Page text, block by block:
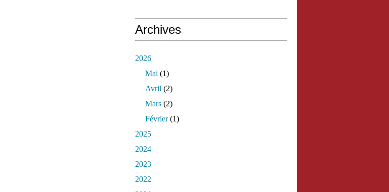
Archives
2026
Mai (1)
Avril (2)
Mars (2)
Février(1)
2025
2024
2023
2022